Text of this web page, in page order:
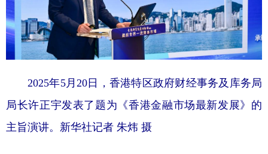
2025年5月20日，香港特区政府财经事务及库务局
局长许正宇发表了题为《香港金融市场最新发展》的
主旨演讲。新华社记者 朱炜 摄